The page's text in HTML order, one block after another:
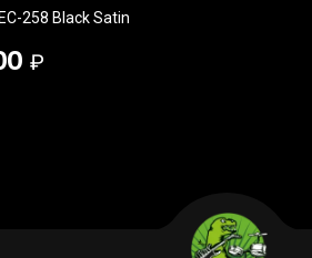
258 Black Satin
₽